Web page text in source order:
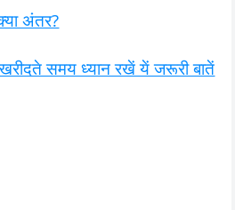
अंतर?
समय ध्यान रखें यें जरूरी बातें